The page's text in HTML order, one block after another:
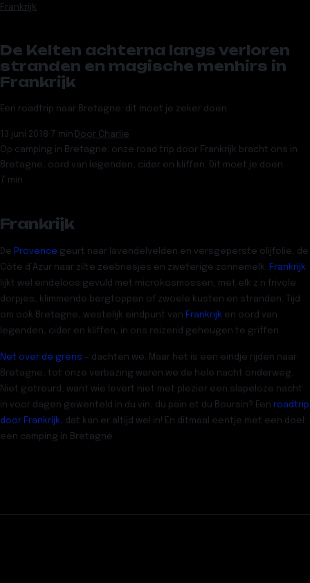
Frankrijk
De Kelten achterna langs verloren
stranden en magische menhirs in
Frankrijk
Een roadtrip naar Bretagne: dit moet je zeker doen
13 juni 2018· 7 min·Door Charlie
Op camping in Bretagne: onze road trip door Frankrijk bracht ons in
Bretagne, oord van legenden, cider en kliffen. Dit moet je doen.
7 min
Frankrijk
De Provence geurt naar lavendelvelden en versgeperste olijfolie, de
Côte d’Azur naar zilte zeebriesjes en zweterige zonnemelk. Frankrijk
lijkt wel eindeloos gevuld met microkosmossen, met elk z’n frivole
dorpjes, klimmende bergtoppen of zwoele kusten en stranden. Tijd
om ook Bretagne, westelijk eindpunt van Frankrijk en oord van
legenden, cider en kliffen, in ons reizend geheugen te griffen.
Net over de grens – dachten we. Maar het is een eindje rijden naar
Bretagne, tot onze verbazing waren we de hele nacht onderweg.
Niet getreurd, want wie levert niet met plezier een slapeloze nacht
in voor dagen gewenteld in du vin, du pain et du Boursin? Een roadtrip
door Frankrijk, dat kan er altijd wel in! En ditmaal eentje met een doel:
een camping in Bretagne.